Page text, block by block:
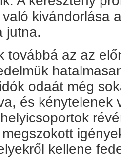
kivándorlása
jutna.
továbbá az az
odaát még
és kénytelenek
kellene